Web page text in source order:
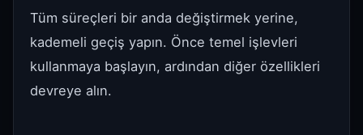
Tüm süreçleri bir anda değiştirmek yerine,
kademeli geçiş yapın. Önce temel işlevleri
kullanmaya başlayın, ardından diğer özellikleri
devreye alın.